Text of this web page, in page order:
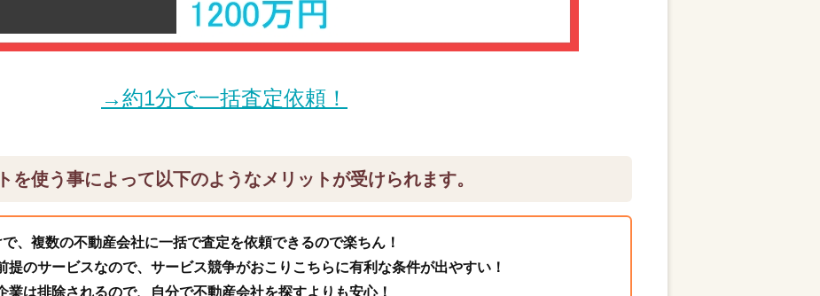
→約1分で一括査定依頼！
を使う事によって以下のようなメリットが受けられます。
、複数の不動産会社に一括で査定を依頼できるので楽ちん！
提のサービスなので、サービス競争がおこりこちらに有利な条件が出やすい！
業は排除されるので、自分で不動産会社を探すよりも安心！